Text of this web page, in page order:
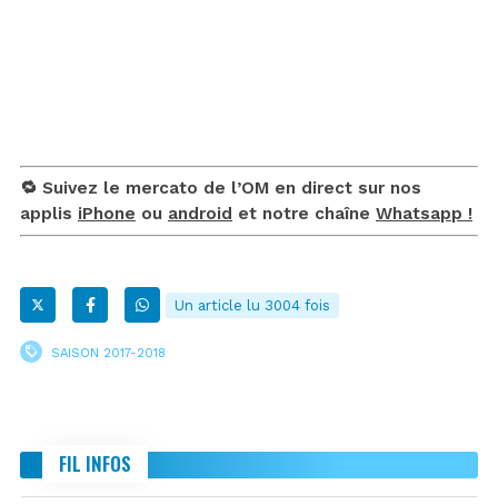
🔁 Suivez le mercato de l’OM en direct sur nos
applis iPhone ou android et notre chaîne Whatsapp !
Un article lu 3004 fois
SAISON 2017-2018
FIL INFOS